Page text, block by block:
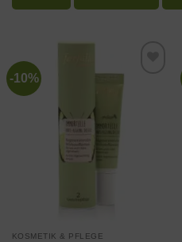
-10%
KOSMETIK & PFLEGE